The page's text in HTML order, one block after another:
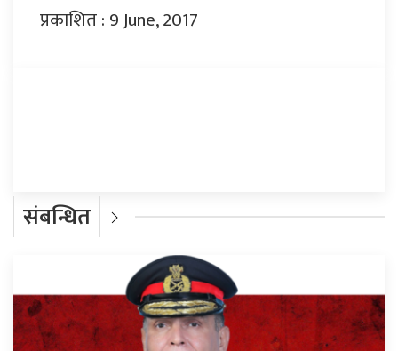
प्रकाशित : 9 June, 2017
संबन्धित